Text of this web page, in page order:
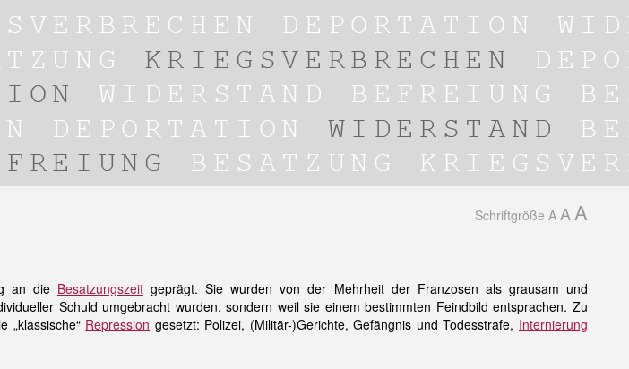
Schriftgröße A A A
an die Besatzungszeitgeprägt. Sie wurden von der Mehrheit der Franzosen als grausam und
Schuld umgebracht wurden, sondern weil sie einem bestimmten Feindbild entsprachen. Zu
„klassische“ Repression gesetzt: Polizei, (Militär-)Gerichte, Gefängnis und Todesstrafe, Internierung